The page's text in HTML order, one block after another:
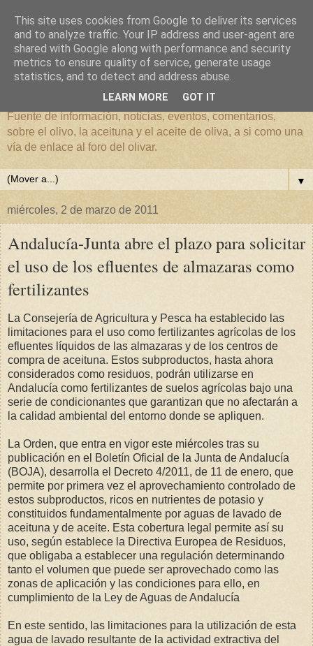
El mundo del Olivar
Fuente de información, noticias, eventos, comentarios,
sobre el olivo, la aceituna y el aceite de oliva, a si como una
vía de enlace al foro del olivar.
▼
miércoles, 2 de marzo de 2011
Andalucía-Junta abre el plazo para solicitar
el uso de los efluentes de almazaras como
fertilizantes
La Consejería de Agricultura y Pesca ha establecido las
limitaciones para el uso como fertilizantes agrícolas de los
efluentes líquidos de las almazaras y de los centros de
compra de aceituna. Estos subproductos, hasta ahora
considerados como residuos, podrán utilizarse en
Andalucía como fertilizantes de suelos agrícolas bajo una
serie de condicionantes que garantizan que no afectarán a
la calidad ambiental del entorno donde se apliquen.
La Orden, que entra en vigor este miércoles tras su
publicación en el Boletín Oficial de la Junta de Andalucía
(BOJA), desarrolla el Decreto 4/2011, de 11 de enero, que
permite por primera vez el aprovechamiento controlado de
estos subproductos, ricos en nutrientes de potasio y
constituidos fundamentalmente por aguas de lavado de
aceituna y de aceite. Esta cobertura legal permite así su
uso, según establece la Directiva Europea de Residuos,
que obligaba a establecer una regulación determinando
tanto el volumen que puede ser aprovechado como las
zonas de aplicación y las condiciones para ello, en
cumplimiento de la Ley de Aguas de Andalucía
En este sentido, las limitaciones para la utilización de esta
agua de lavado resultante de la actividad extractiva del
This site uses cookies from Google to deliver its services
and to analyze traffic. Your IP address and user-agent are
shared with Google along with performance and security
metrics to ensure quality of service, generate usage
statistics, and to detect and address abuse.
LEARN MORE GOT IT